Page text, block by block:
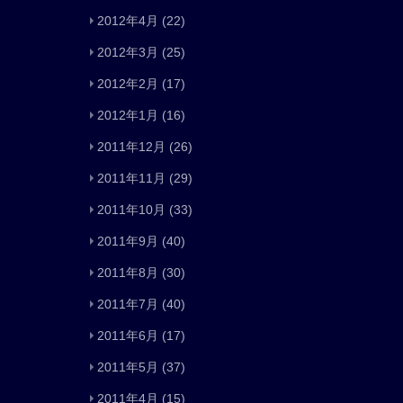
2012年4月 (22)
2012年3月 (25)
2012年2月 (17)
2012年1月 (16)
2011年12月 (26)
2011年11月 (29)
2011年10月 (33)
2011年9月 (40)
2011年8月 (30)
2011年7月 (40)
2011年6月 (17)
2011年5月 (37)
2011年4月 (15)